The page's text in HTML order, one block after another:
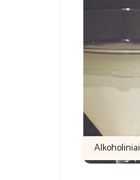
Alkoholiniai